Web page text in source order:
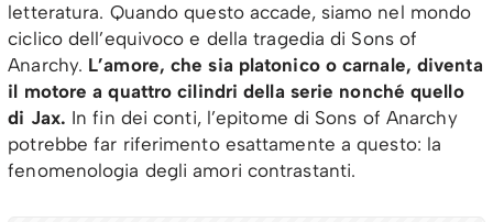
letteratura. Quando questo accade, siamo nel mondo
ciclico dell’equivoco e della tragedia di Sons of
Anarchy. L’amore, che sia platonico o carnale, diventa
il motore a quattro cilindri della serie nonché quello
di Jax. In fin dei conti, l’epitome di Sons of Anarchy
potrebbe far riferimento esattamente a questo: la
fenomenologia degli amori contrastanti.